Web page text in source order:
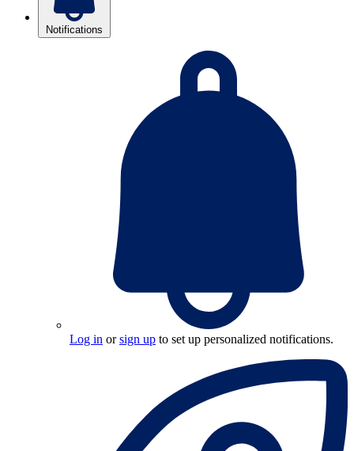
Notifications
Log in orsign up to set up personalized notifications.